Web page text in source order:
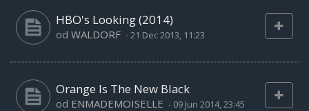
HBO's Looking (2014)
od WALDORF -21 Dec 2013, 11:23
Orange Is The New Black
od ENMADEMOISELLE - 09 Jun 2014, 23:45